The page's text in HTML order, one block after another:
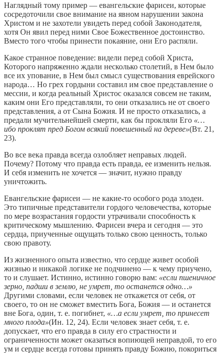
Наглядный тому пример — евангельские фарисеи, которые
сосредоточили свое внимание на явном нарушении закона
Христом и не захотели увидеть перед собой Законодателя,
хотя Он явил перед ними Свое Божественное достоинство.
Вместо того чтобы принести покаяние, они Его распяли.
Какое странное поведение: видели перед собой Христа,
Которого напряженно ждали несколько столетий, в Нем было
все их упование, в Нем был смысл существования еврейского
народа… Но грех гордыни составил им свое представление о
мессии, и когда реальный Христос оказался совсем не таким,
каким они Его представляли, то они отказались не от своего
представления, а от Сына Божия. И не просто отказались, а
предали мучительнейшей смерти, как бы прокляли Его «…
ибо проклят пред Богом всякий повешенный на дереве»(Вт. 21,
23).
Во все века правда всегда озлобляет неправых людей.
Почему? Потому что правда есть правда, ее изменить нельзя.
И себя изменить не хочется — значит, нужно правду
уничтожить.
Евангельские фарисеи — не какие-то особого рода злодеи.
Это типичные представители гордого человечества, которые
по мере возрастания гордости утрачивали способность к
критическому мышлению. Фарисеи вчера и сегодня — это
сердца, приученные ощущать только свою ценность, только
свою правоту.
Из жизненного опыта известно, что сердце живет особой
жизнью и никакой логике не подчинено — к чему приучено,
то и слушает. Истинно, истинно говорю вам: «если пшеничное
зерно, падши в землю, не умрет, то останется одно…»
Другими словами, если человек не откажется от себя, от
своего, то он не сможет вместить Бога, Божия — и останется
вне Бога, один, т. е. погибнет, «…а если умрет, то принесет
много плода»(Ин. 12, 24). Если человек знает себя, т. е.
допускает, что его правда в силу его страстности и
ограниченности может оказаться вопиющей неправдой, то его
ум и сердце всегда готовы принять правду Божию, покориться